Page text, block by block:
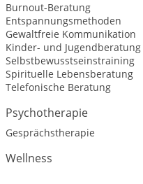
Burnout-Beratung
Entspannungsmethoden
Gewaltfreie Kommunikation
Kinder- und Jugendberatung
Selbstbewusstseinstraining
Spirituelle Lebensberatung
Telefonische Beratung
Psychotherapie
Gesprächstherapie
Wellness